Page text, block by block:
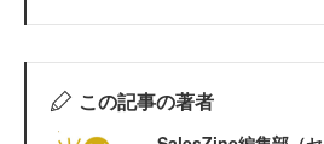
この記事の著者